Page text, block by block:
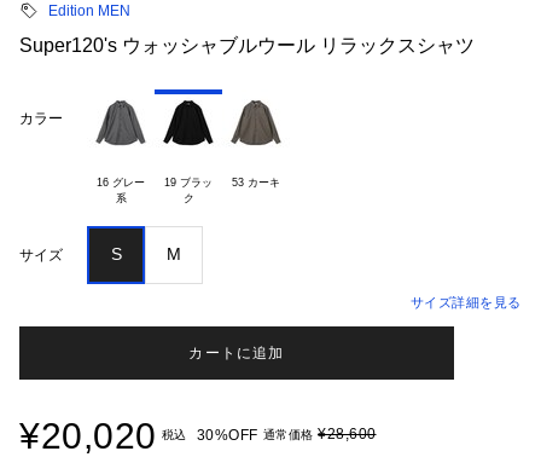
Edition MEN
Super120's ウォッシャブルウール リラックスシャツ
カラー
16 グレー
系
19 ブラッ
53 カーキ
サイズ S M
サイズ詳細を見る
カートに追加
¥20,020 税込 30%OFF 通常価格 ¥28,600